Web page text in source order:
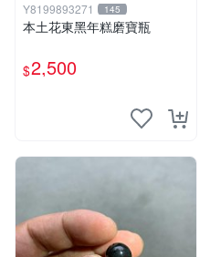
Y8199893271 145
本土花東黑年糕磨寶瓶
$2,500